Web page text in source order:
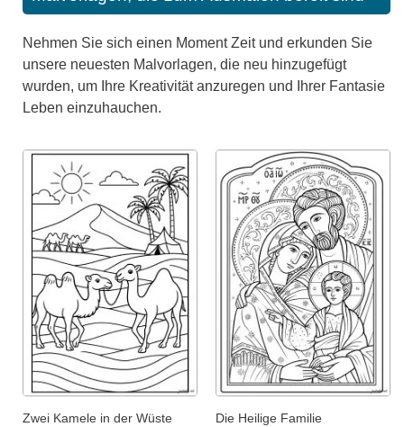
Nehmen Sie sich einen Moment Zeit und erkunden Sie
unsere neuesten Malvorlagen, die neu hinzugefügt
wurden, um Ihre Kreativität anzuregen und Ihrer Fantasie
Leben einzuhauchen.
Zwei Kamele in der Wüste
Die Heilige Familie